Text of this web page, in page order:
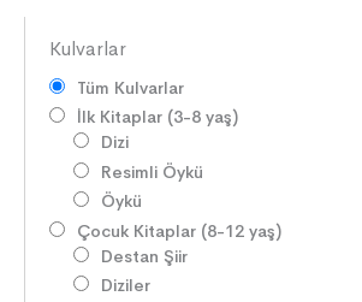
Kulvarlar
Tüm Kulvarlar
İlk Kitaplar (3-8 yaş)
Dizi
Resimli Öykü
Öykü
Çocuk Kitaplar (8-12 yaş)
Destan Şiir
Diziler